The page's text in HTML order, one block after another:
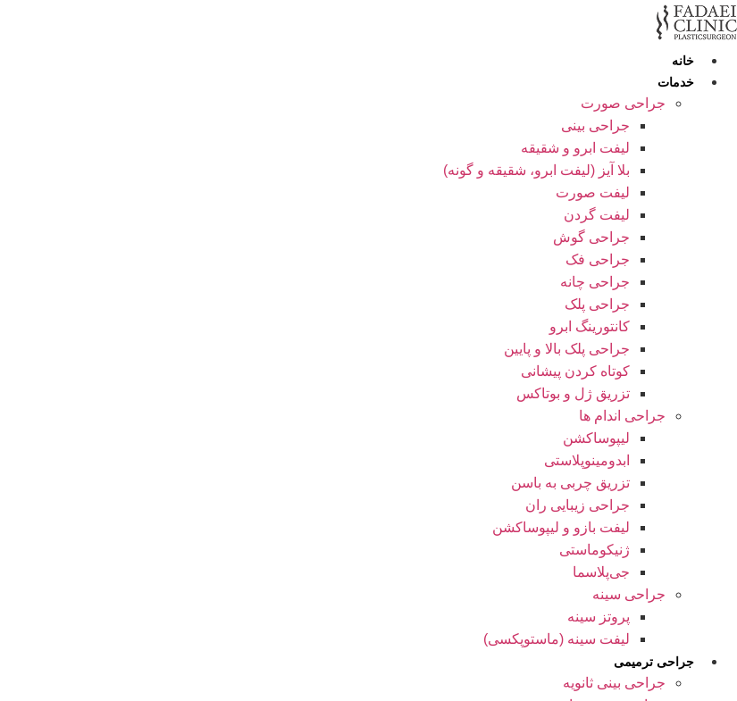
پرش
به
خانه
خدمات
جراحی صورت
جراحی بینی
لیفت ابرو و شقیقه
بلا آیز (لیفت ابرو، شقیقه و گونه)
لیفت صورت
لیفت گردن
جراحی گوش
جراحی فک
جراحی چانه
جراحی پلک
کانتورینگ ابرو
جراحی پلک بالا و پایین
کوتاه کردن پیشانی
تزریق ژل و بوتاکس
جراحی اندام ها
لیپوساکشن
ابدومینوپلاستی
تزریق چربی به باسن
جراحی زیبایی ران
لیفت بازو و لیپوساکشن
ژنیکوماستی
جی‌پلاسما
جراحی سینه
پروتز سینه
لیفت سینه (ماستوپکسی)
جراحی ترمیمی
جراحی بینی ثانویه